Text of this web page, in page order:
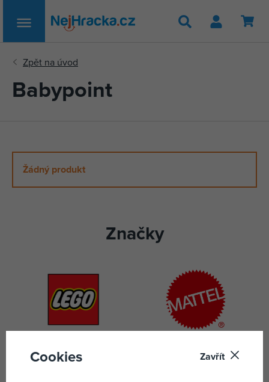
Hledat
Babypoint
Žádný produkt
Značky
Cookies Zavřít